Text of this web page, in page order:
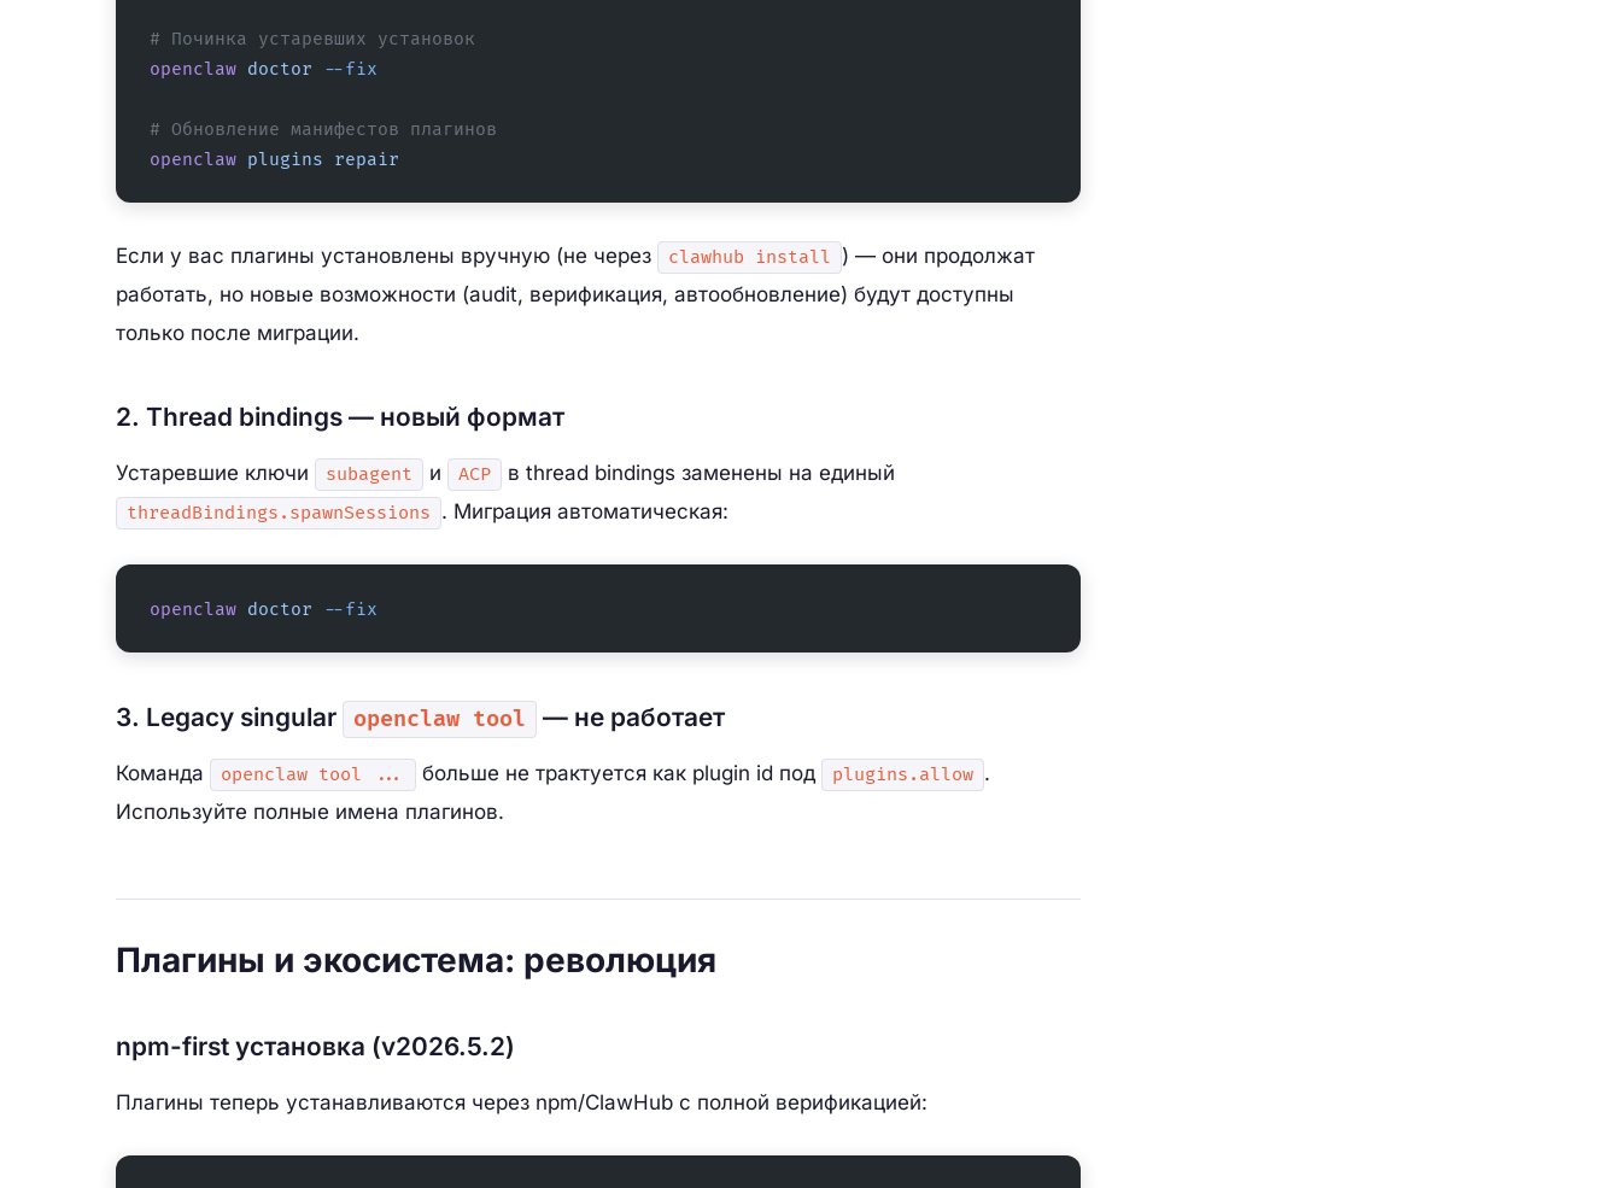
# Починка устаревших установок
openclaw doctor --fix
# Обновление манифестов плагинов
openclaw plugins repair
Если у вас плагины установлены вручную (не через clawhub install ) — они продолжат
работать, но новые возможности (audit, верификация, автообновление) будут доступны
только после миграции.
2. Thread bindings — новый формат
Устаревшие ключи subagent и ACP в thread bindings заменены на единый
threadBindings.spawnSessions . Миграция автоматическая:
openclaw doctor --fix
3. Legacy singular openclaw tool — не работает
Команда openclaw tool ... больше не трактуется как plugin id под plugins.allow .
Используйте полные имена плагинов.
Плагины и экосистема: революция
npm-first установка (v2026.5.2)
Плагины теперь устанавливаются через npm/ClawHub с полной верификацией: